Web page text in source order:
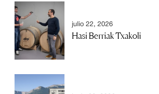
julio 22, 2026
Hasi Berriak Txakoli